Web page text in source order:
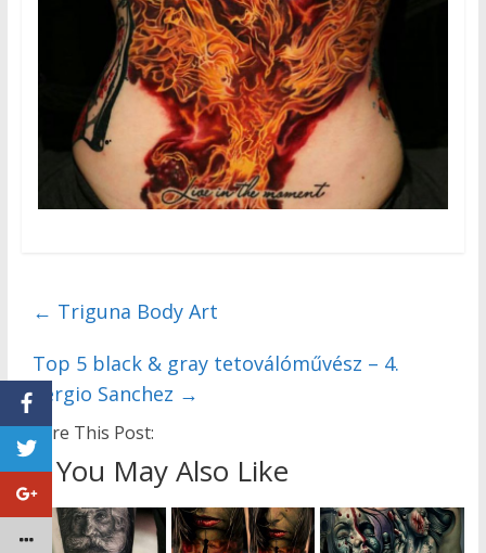
← Triguna Body Art
Top 5 black & gray tetoválóművész – 4.
Sergio Sanchez →
Share This Post:
You May Also Like